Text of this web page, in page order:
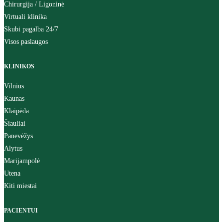
Chirurgija / Ligoninė
Virtuali klinika
Skubi pagalba 24/7
Visos paslaugos
KLINIKOS
Vilnius
Kaunas
Klaipėda
Šiauliai
Panevėžys
Alytus
Marijampolė
Utena
Kiti miestai
PACIENTUI